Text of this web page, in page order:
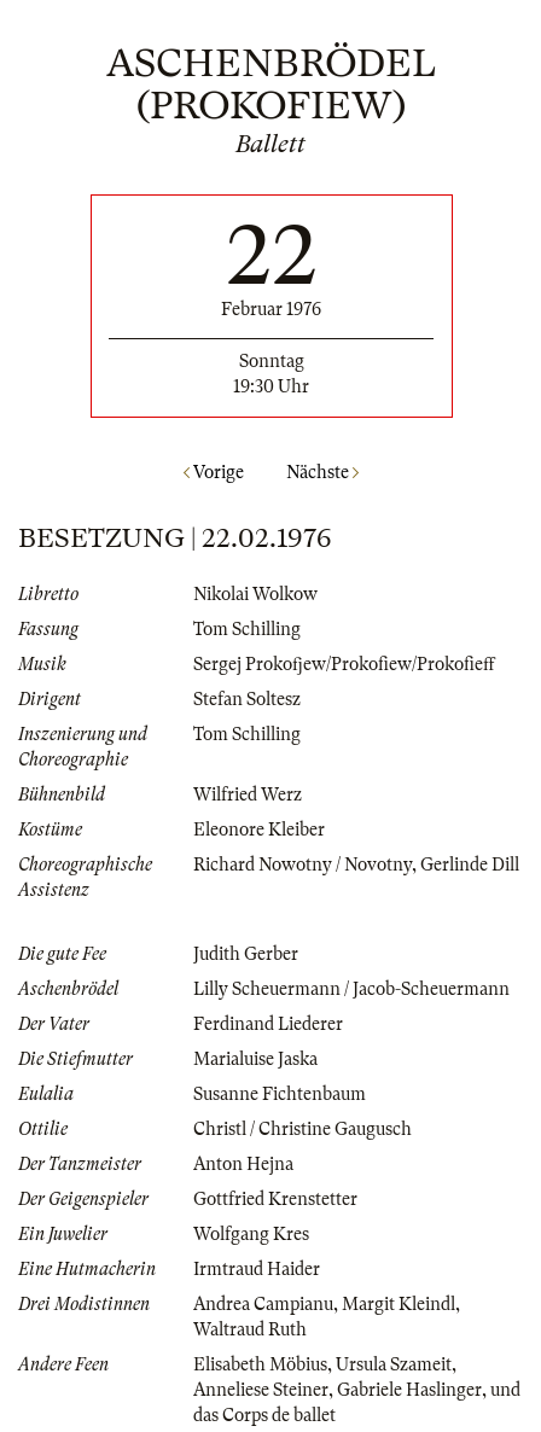
ASCHENBRÖDEL
(PROKOFIEW)
Ballett
22
Februar 1976
Sonntag
19:30 Uhr
Vorige Nächste
BESETZUNG | 22.02.1976
Libretto
Nikolai Wolkow
Fassung
Tom Schilling
Musik
Sergej Prokofjew/Prokofiew/Prokofieff
Dirigent
Stefan Soltesz
Inszenierung und
Choreographie
Tom Schilling
Bühnenbild
Wilfried Werz
Kostüme
Eleonore Kleiber
Choreographische
Assistenz
Richard Nowotny / Novotny,Gerlinde Dill
Die gute Fee
Judith Gerber
Aschenbrödel
Lilly Scheuermann / Jacob-Scheuermann
Der Vater
Ferdinand Liederer
Die Stiefmutter
Marialuise Jaska
Eulalia
Susanne Fichtenbaum
Ottilie
Christl / Christine Gaugusch
Der Tanzmeister
Anton Hejna
Der Geigenspieler
Gottfried Krenstetter
Ein Juwelier
Wolfgang Kres
Eine Hutmacherin
Irmtraud Haider
Drei Modistinnen
Andrea Campianu,Margit Kleindl,
Waltraud Ruth
Andere Feen
Elisabeth Möbius,Ursula Szameit,
Anneliese Steiner,Gabriele Haslinger,und
das Corps de ballet